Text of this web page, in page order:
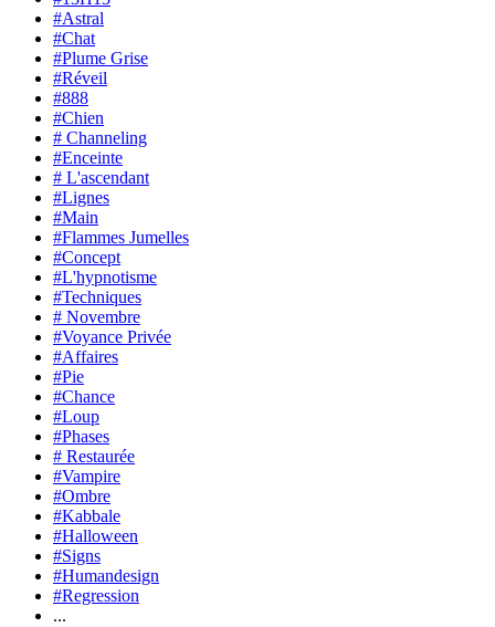
#Astral
#Chat
#Plume Grise
#Réveil
#888
#Chien
# Channeling
#Enceinte
# L'ascendant
#Lignes
#Main
#Flammes Jumelles
#Concept
#L'hypnotisme
#Techniques
# Novembre
#Voyance Privée
#Affaires
#Pie
#Chance
#Loup
#Phases
# Restaurée
#Vampire
#Ombre
#Kabbale
#Halloween
#Signs
#Humandesign
#Regression
...